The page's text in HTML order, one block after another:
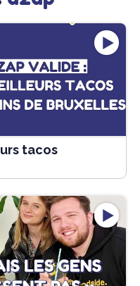
tacos